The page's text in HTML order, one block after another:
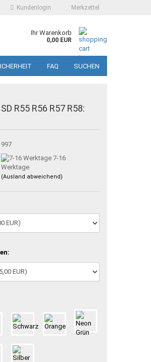
Kundenlogin Merkzettel
Ihr Warenkorb
0,00 EUR
FAQ SUCHEN
R55 R56 R57 R58:
997
7-16
Werktage
(Ausland abweichend)